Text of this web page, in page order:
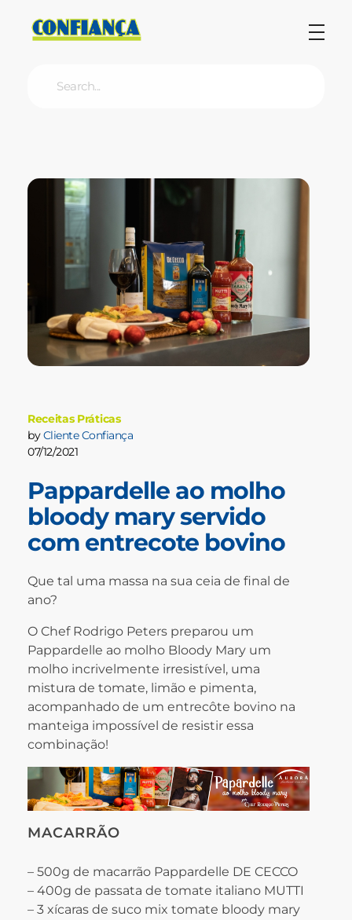
Pappardelle ao molho
bloody mary servido
com entrecote bovino
07/12/2021
by Cliente Confiança
Receitas Práticas
Que tal uma massa na sua ceia de final de
ano?
O Chef Rodrigo Peters preparou um
Pappardelle ao molho Bloody Mary um
molho incrivelmente irresistível, uma
mistura de tomate, limão e pimenta,
acompanhado de um entrecôte bovino na
manteiga impossível de resistir essa
combinação!
MACARRÃO
– 500g de macarrão Pappardelle DE CECCO
– 400g de passata de tomate italiano MUTTI
– 3 xícaras de suco mix tomate bloody mary